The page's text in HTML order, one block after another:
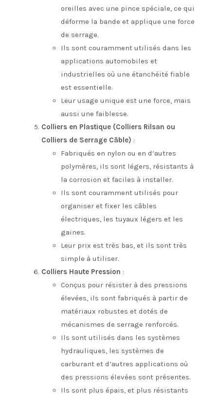
oreilles avec une pince spéciale, ce qui
déforme la bande et applique une force
de serrage.
Ils sont couramment utilisés dans les
applications automobiles et
industrielles où une étanchéité fiable
est essentielle.
Leur usage unique est une force, mais
aussi une faiblesse.
Colliers en Plastique (Colliers Rilsan ou
Colliers de Serrage Câble) :
Fabriqués en nylon ou en d’autres
polymères, ils sont légers, résistants à
la corrosion et faciles à installer.
Ils sont couramment utilisés pour
organiser et fixer les câbles
électriques, les tuyaux légers et les
gaines.
Leur prix est très bas, et ils sont très
simple à utiliser.
Colliers Haute Pression :
Conçus pour résister à des pressions
élevées, ils sont fabriqués à partir de
matériaux robustes et dotés de
mécanismes de serrage renforcés.
Ils sont utilisés dans les systèmes
hydrauliques, les systèmes de
carburant et d’autres applications où
des pressions élevées sont présentes.
Ils sont plus épais, et plus résistants